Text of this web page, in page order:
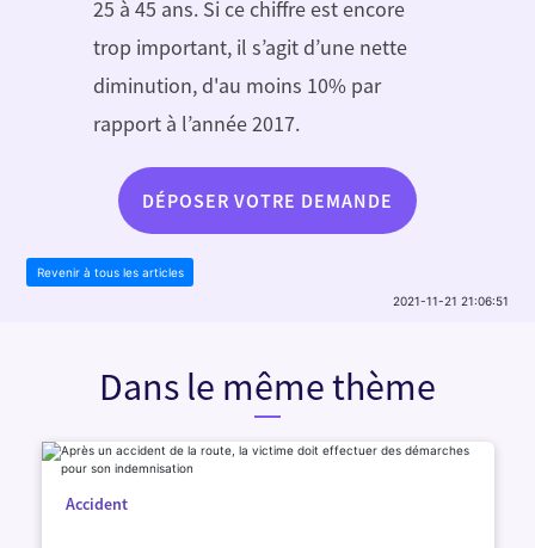
25 à 45 ans. Si ce chiffre est encore
trop important, il s’agit d’une nette
diminution, d'au moins 10% par
rapport à l’année 2017.
2021-11-21 21:06:51
DÉPOSER VOTRE DEMANDE
Revenir à tous les articles
Dans le même thème
Accident